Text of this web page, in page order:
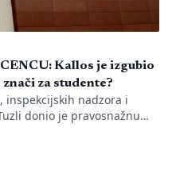
Kallos je izgubio
za studente?
inspekcijskih nadzora i
donio je pravosnažnu
trajna zabrana rada